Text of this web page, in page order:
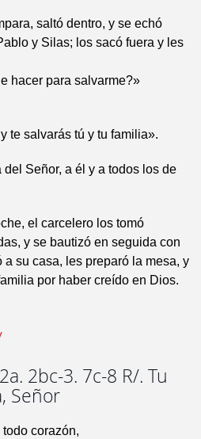
saltó dentro, y se echó
y Silas; los sacó fuera y les
hacer para salvarme?»
te salvarás tú y tu familia».
Señor, a él y a todos los de
el carcelero los tomó
y se bautizó en seguida con
su casa, les preparó la mesa, y
por haber creído en Dios.
2bc-3. 7c-8 R/. Tu
Señor
corazón,